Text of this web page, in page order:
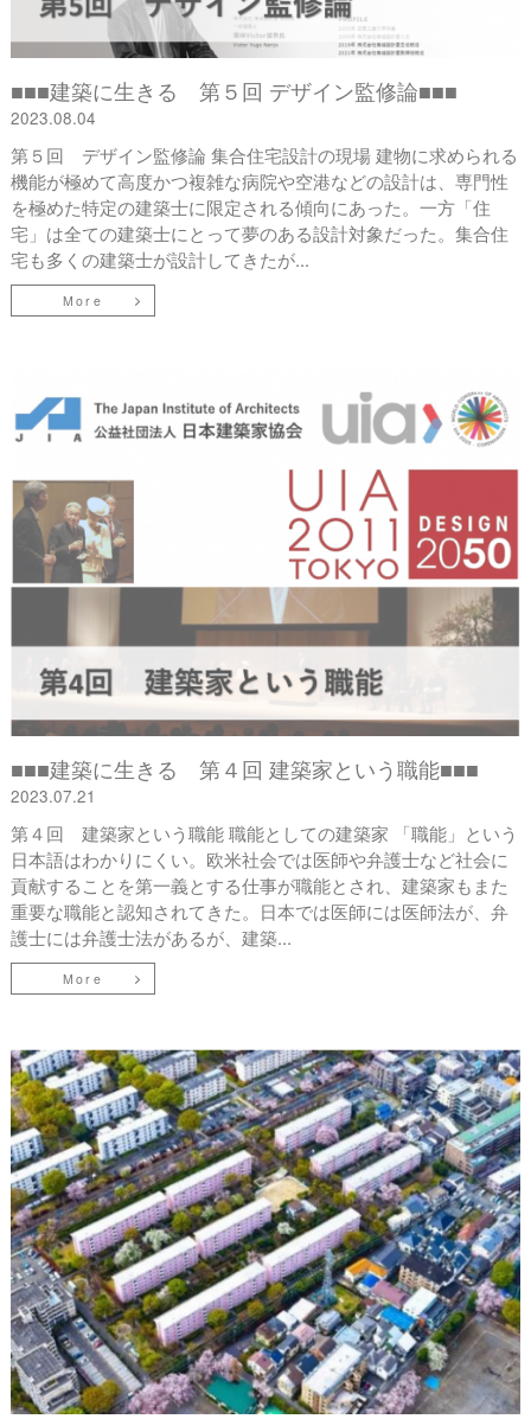
■■■建築に生きる 第５回 デザイン監修論■■■
2023.08.04
第５回 デザイン監修論 集合住宅設計の現場 建物に求められる
機能が極めて高度かつ複雑な病院や空港などの設計は、専門性
を極めた特定の建築士に限定される傾向にあった。一方「住
宅」は全ての建築士にとって夢のある設計対象だった。集合住
宅も多くの建築士が設計してきたが...
More
■■■建築に生きる 第４回 建築家という職能■■■
2023.07.21
第４回 建築家という職能 職能としての建築家 「職能」という
日本語はわかりにくい。欧米社会では医師や弁護士など社会に
貢献することを第一義とする仕事が職能とされ、建築家もまた
重要な職能と認知されてきた。日本では医師には医師法が、弁
護士には弁護士法があるが、建築...
More